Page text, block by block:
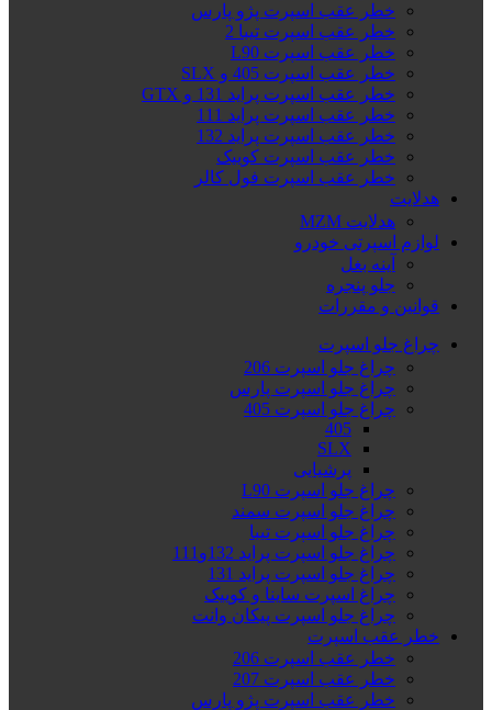
خطر عقب اسپرت پژو پارس
خطر عقب اسپرت تیبا 2
خطر عقب اسپرت L90
خطر عقب اسپرت 405 و SLX
خطر عقب اسپرت پراید 131 و GTX
خطر عقب اسپرت پراید 111
خطر عقب اسپرت پراید 132
خطر عقب اسپرت کوییک
خطر عقب اسپرت فول کالر
هدلایت
هدلایت MZM
لوازم اسپرتی خودرو
آینه بغل
جلو پنجره
قوانین و مقررات
چراغ جلو اسپرت
چراغ جلو اسپرت 206
چراغ جلو اسپرت پارس
چراغ جلو اسپرت 405
405
SLX
پرشیایی
چراغ جلو اسپرت L90
چراغ جلو اسپرت سمند
چراغ جلو اسپرت تیبا
چراغ جلو اسپرت پراید 132و111
چراغ جلو اسپرت پراید 131
چراغ اسپرت ساینا و کوییک
چراغ جلو اسپرت پیکان وانت
خطر عقب اسپرت
خطر عقب اسپرت 206
خطر عقب اسپرت 207
خطر عقب اسپرت پژو پارس